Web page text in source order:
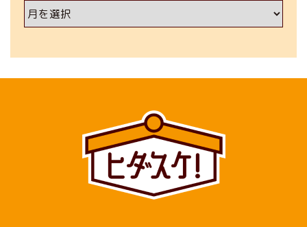
ア
ー
ブ